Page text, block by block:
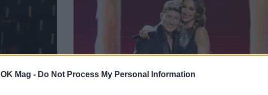
OK Mag - Do Not Process My Personal Information